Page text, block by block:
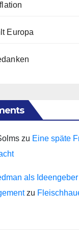
Europa
zu Eine späte
als Ideengeber
zu